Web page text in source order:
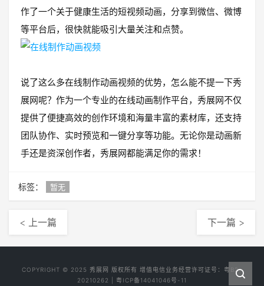
作了一个关于健康生活的短视频动画，分享到微信、微博
等平台后，很快就能吸引大量关注和点赞。
说了这么多在线制作动画视频的优势，怎么能不提一下秀
展网呢？作为一个专业的在线动画制作平台，秀展网不仅
提供了便捷高效的创作环境和海量丰富的素材库，还支持
团队协作、实时预览和一键分享等功能。无论你是动画新
手还是资深创作者，秀展网都能满足你的需求！
标签： 暂无
< 上一篇 下一篇 >
COPYRIGHT © 2025 秀展网 版权所有 增值电信业务经营许可证号： 粤B2-
20210262
粤ICP备14041046号-11